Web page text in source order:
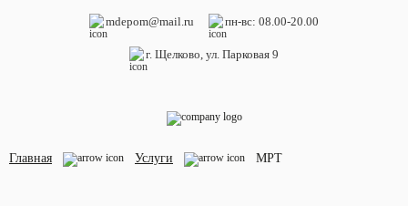
mdepom@mail.ru пн-вс: 08.00-20.00
г. Щелково, ул. Парковая 9
Гинекология
Отзывы
Главная Услуги МРТ